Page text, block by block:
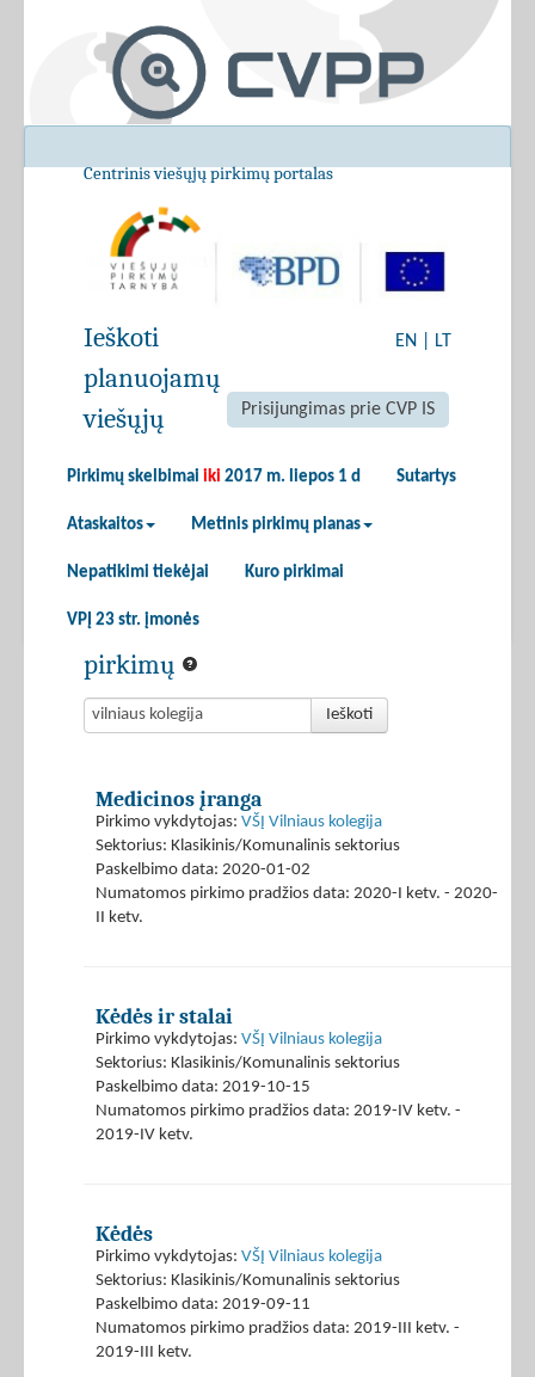
Centrinis viešųjų pirkimų portalas
EN LT
Prisijungimas prie CVP IS
Pirkimų skelbimai iki 2017 m. liepos 1 d Sutartys
Ataskaitos Metinis pirkimų planas
Nepatikimi tiekėjai Kuro pirkimai
VPĮ 23 str. įmonės
Ieškoti
planuojamų
viešųjų
pirkimų
Ieškoti
Medicinos įranga
Pirkimo vykdytojas: VŠĮ Vilniaus kolegija
Sektorius: Klasikinis/Komunalinis sektorius
Paskelbimo data: 2020-01-02
Numatomos pirkimo pradžios data: 2020-I ketv. - 2020-
II ketv.
Kėdės ir stalai
Pirkimo vykdytojas: VŠĮ Vilniaus kolegija
Sektorius: Klasikinis/Komunalinis sektorius
Paskelbimo data: 2019-10-15
Numatomos pirkimo pradžios data: 2019-IV ketv. -
2019-IV ketv.
Kėdės
Pirkimo vykdytojas: VŠĮ Vilniaus kolegija
Sektorius: Klasikinis/Komunalinis sektorius
Paskelbimo data: 2019-09-11
Numatomos pirkimo pradžios data: 2019-III ketv. -
2019-III ketv.